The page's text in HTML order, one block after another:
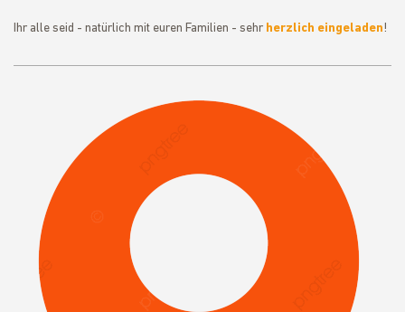
Ihr alle seid - natürlich mit euren Familien - sehr herzlich eingeladen!